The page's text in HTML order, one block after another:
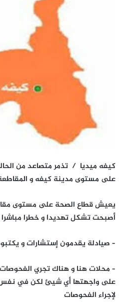
كيفه ميديا / تذمر متصاعد من
على مستوى مدينة كيفه و
يعيش قطاع الصحة على مستوى
أصبحت تشكل تهديدا و خطرا
– صيادلة يقدمون إستشارات و
– محلات هنا و هناك تجري
على واجهتها أي شيئ لكن في نفس
لإجراء الفحوصات